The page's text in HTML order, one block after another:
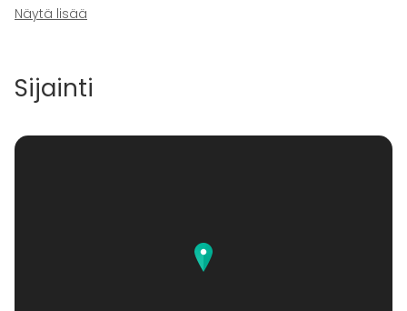
- 250 henkilöä cocktailtilaisuudessa
- 150 henkilöä luokkamuodossa
hengen tilaisuuksiin!
Näytä lisää
Sijainti